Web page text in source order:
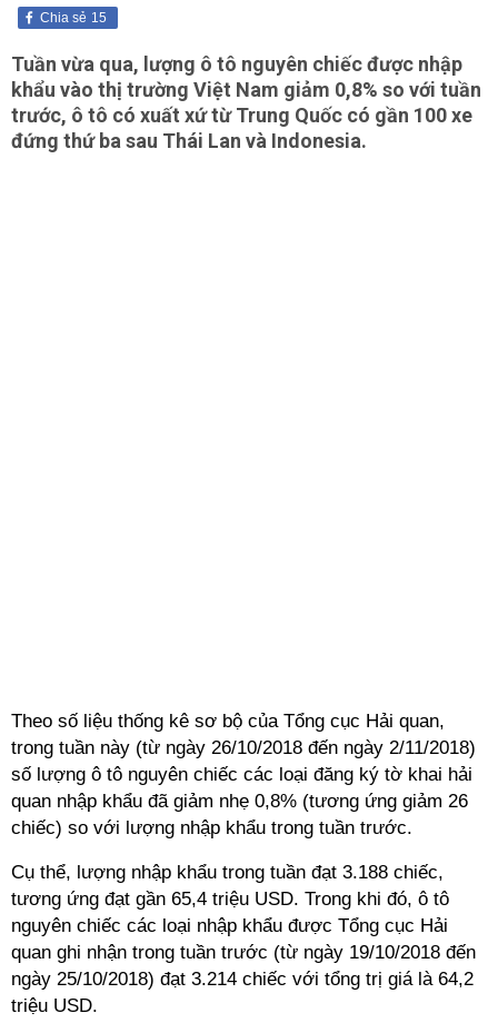
15
Chia sẻ
Tuần vừa qua, lượng ô tô nguyên chiếc được nhập
khẩu vào thị trường Việt Nam giảm 0,8% so với tuần
trước, ô tô có xuất xứ từ Trung Quốc có gần 100 xe
đứng thứ ba sau Thái Lan và Indonesia.
Theo số liệu thống kê sơ bộ của Tổng cục Hải quan,
trong tuần này (từ ngày 26/10/2018 đến ngày 2/11/2018)
số lượng ô tô nguyên chiếc các loại đăng ký tờ khai hải
quan nhập khẩu đã giảm nhẹ 0,8% (tương ứng giảm 26
chiếc) so với lượng nhập khẩu trong tuần trước.
Cụ thể, lượng nhập khẩu trong tuần đạt 3.188 chiếc,
tương ứng đạt gần 65,4 triệu USD. Trong khi đó, ô tô
nguyên chiếc các loại nhập khẩu được Tổng cục Hải
quan ghi nhận trong tuần trước (từ ngày 19/10/2018 đến
ngày 25/10/2018) đạt 3.214 chiếc với tổng trị giá là 64,2
triệu USD.